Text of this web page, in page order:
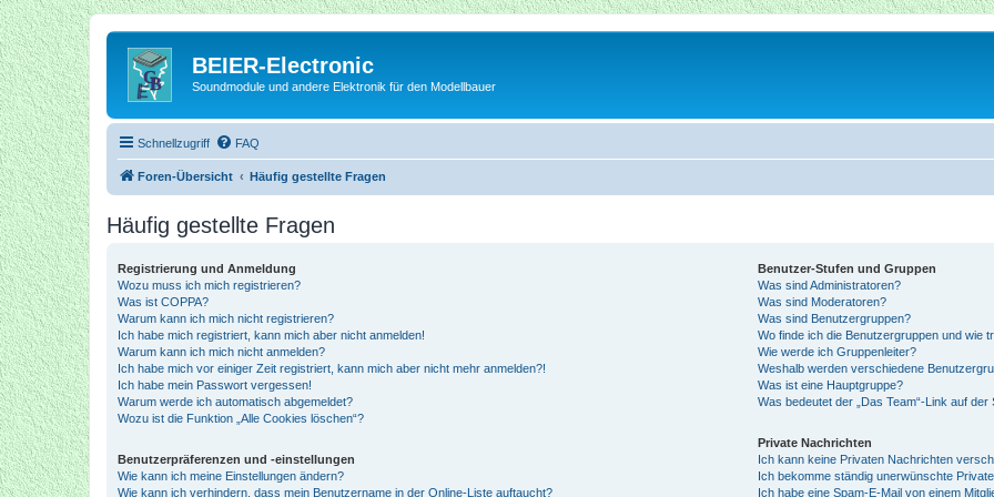
BEIER-Electronic
Soundmodule und andere Elektronik für den Modellbauer
Schnellzugriff FAQ
Foren-Übersicht Häufig gestellte Fragen
Häufig gestellte Fragen
Registrierung und Anmeldung
Wozu muss ich mich registrieren?
Was ist COPPA?
Warum kann ich mich nicht registrieren?
Ich habe mich registriert, kann mich aber nicht anmelden!
Warum kann ich mich nicht anmelden?
Ich habe mich vor einiger Zeit registriert, kann mich aber nicht mehr anmelden?!
Ich habe mein Passwort vergessen!
Warum werde ich automatisch abgemeldet?
Wozu ist die Funktion „Alle Cookies löschen“?
Benutzerpräferenzen und -einstellungen
Wie kann ich meine Einstellungen ändern?
Wie kann ich verhindern, dass mein Benutzername in der Online-Liste auftaucht?
Benutzer-Stufen und Gruppen
Was sind Administratoren?
Was sind Moderatoren?
Was sind Benutzergruppen?
Wo finde ich die Benutzergruppen und wie
Wie werde ich Gruppenleiter?
Weshalb werden verschiedene
Was ist eine Hauptgruppe?
Was bedeutet der „Das Team“-Link auf der
Private Nachrichten
Ich kann keine Privaten Nachrichten
Ich bekomme ständig unerwünschte
Ich habe eine Spam-E-Mail von einem